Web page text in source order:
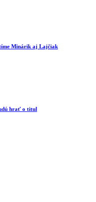
tíme Minárik aj Lajčiak
hrať o titul